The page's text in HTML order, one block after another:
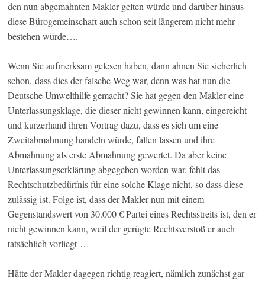
den nun abgemahnten Makler gelten würde und darüber hinaus
diese Bürogemeinschaft auch schon seit längerem nicht mehr
bestehen würde….
Wenn Sie aufmerksam gelesen haben, dann ahnen Sie sicherlich
schon, dass dies der falsche Weg war, denn was hat nun die
Deutsche Umwelthilfe gemacht? Sie hat gegen den Makler eine
Unterlassungsklage, die dieser nicht gewinnen kann, eingereicht
und kurzerhand ihren Vortrag dazu, dass es sich um eine
Zweitabmahnung handeln würde, fallen lassen und ihre
Abmahnung als erste Abmahnung gewertet. Da aber keine
Unterlassungserklärung abgegeben worden war, fehlt das
Rechtschutzbedürfnis für eine solche Klage nicht, so dass diese
zulässig ist. Folge ist, dass der Makler nun mit einem
Gegenstandswert von 30.000 € Partei eines Rechtsstreits ist, den er
nicht gewinnen kann, weil der gerügte Rechtsverstoß er auch
tatsächlich vorliegt …
Hätte der Makler dagegen richtig reagiert, nämlich zunächst gar